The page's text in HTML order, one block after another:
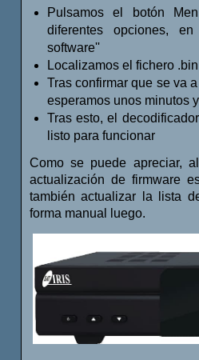
Pulsamos el botón
diferentes opciones, en
software''
Localizamos el fichero
Tras confirmar que se va
esperamos unos minutos
Tras esto, el
listo para funcionar
Como se puede apreciar,
actualización de firmware
también actualizar la lista
forma manual luego.